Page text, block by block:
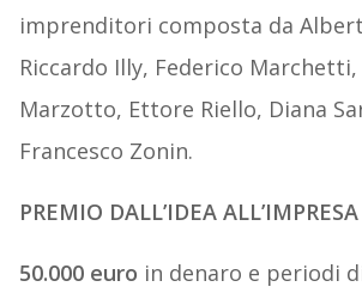
imprenditori composta da
Riccardo Illy, Federico
Marzotto, Ettore Riello, Diana
Francesco Zonin.
PREMIO DALL’IDEA ALL’IMPRESA
50.000 euro in denaro e periodi